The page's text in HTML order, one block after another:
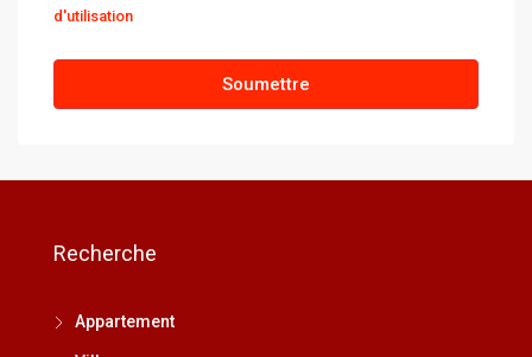
d'utilisation
Soumettre
Recherche
Appartement